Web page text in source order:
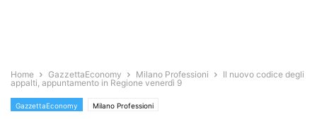
Home GazzettaEconomy Milano Professioni
Il nuovo codice degli
appalti, appuntamento in Regione venerdì 9
GazzettaEconomy Milano Professioni